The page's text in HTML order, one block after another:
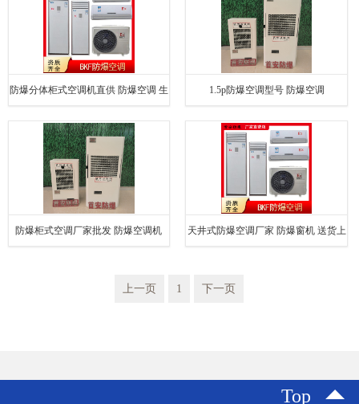
防爆分体柜式空调机直供 防爆空调 生
产厂家
1.5p防爆空调型号 防爆空调
防爆柜式空调厂家批发 防爆空调机 天井式防爆空调厂家 防爆窗机 送货上
上一页 1 下一页
Top